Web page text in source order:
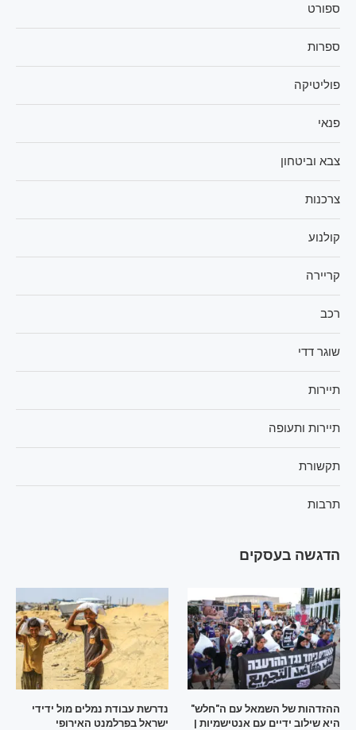
ספורט
ספרות
פוליטיקה
פנאי
צבא וביטחון
צרכנות
קולנוע
קריירה
רכב
שוגר דדי
תיירות
תיירות ותעופה
תקשורת
תרבות
הדגשה בעסקים
ההזדהות של השמאל עם ה"חלש"
היא שילוב ידיים עם אנטישמיות |
נדרשת עבודת נמלים מול ידידי
ישראל בפרלמנט האירופי